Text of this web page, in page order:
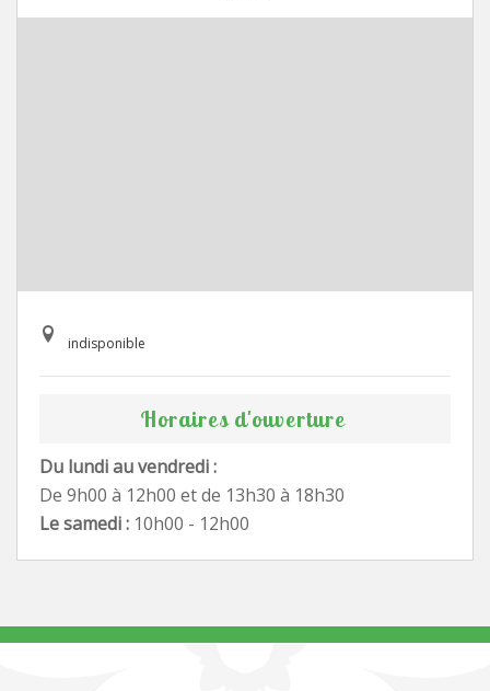
indisponible
Horaires d'ouverture
Du lundi au vendredi :
De 9h00 à 12h00 et de 13h30 à 18h30
Le samedi : 10h00 - 12h00